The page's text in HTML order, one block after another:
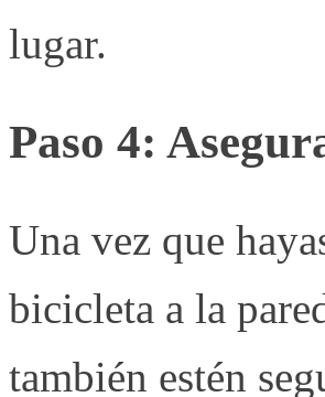
lugar.
Paso 4:
Una vez que
bicicleta a la
también estén